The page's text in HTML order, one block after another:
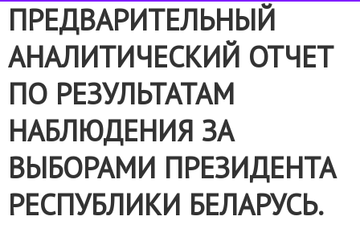
ПРЕДВАРИТЕЛЬНЫЙ
АНАЛИТИЧЕСКИЙ ОТЧЕТ
ПО РЕЗУЛЬТАТАМ
НАБЛЮДЕНИЯ ЗА
ВЫБОРАМИ ПРЕЗИДЕНТА
РЕСПУБЛИКИ БЕЛАРУСЬ.